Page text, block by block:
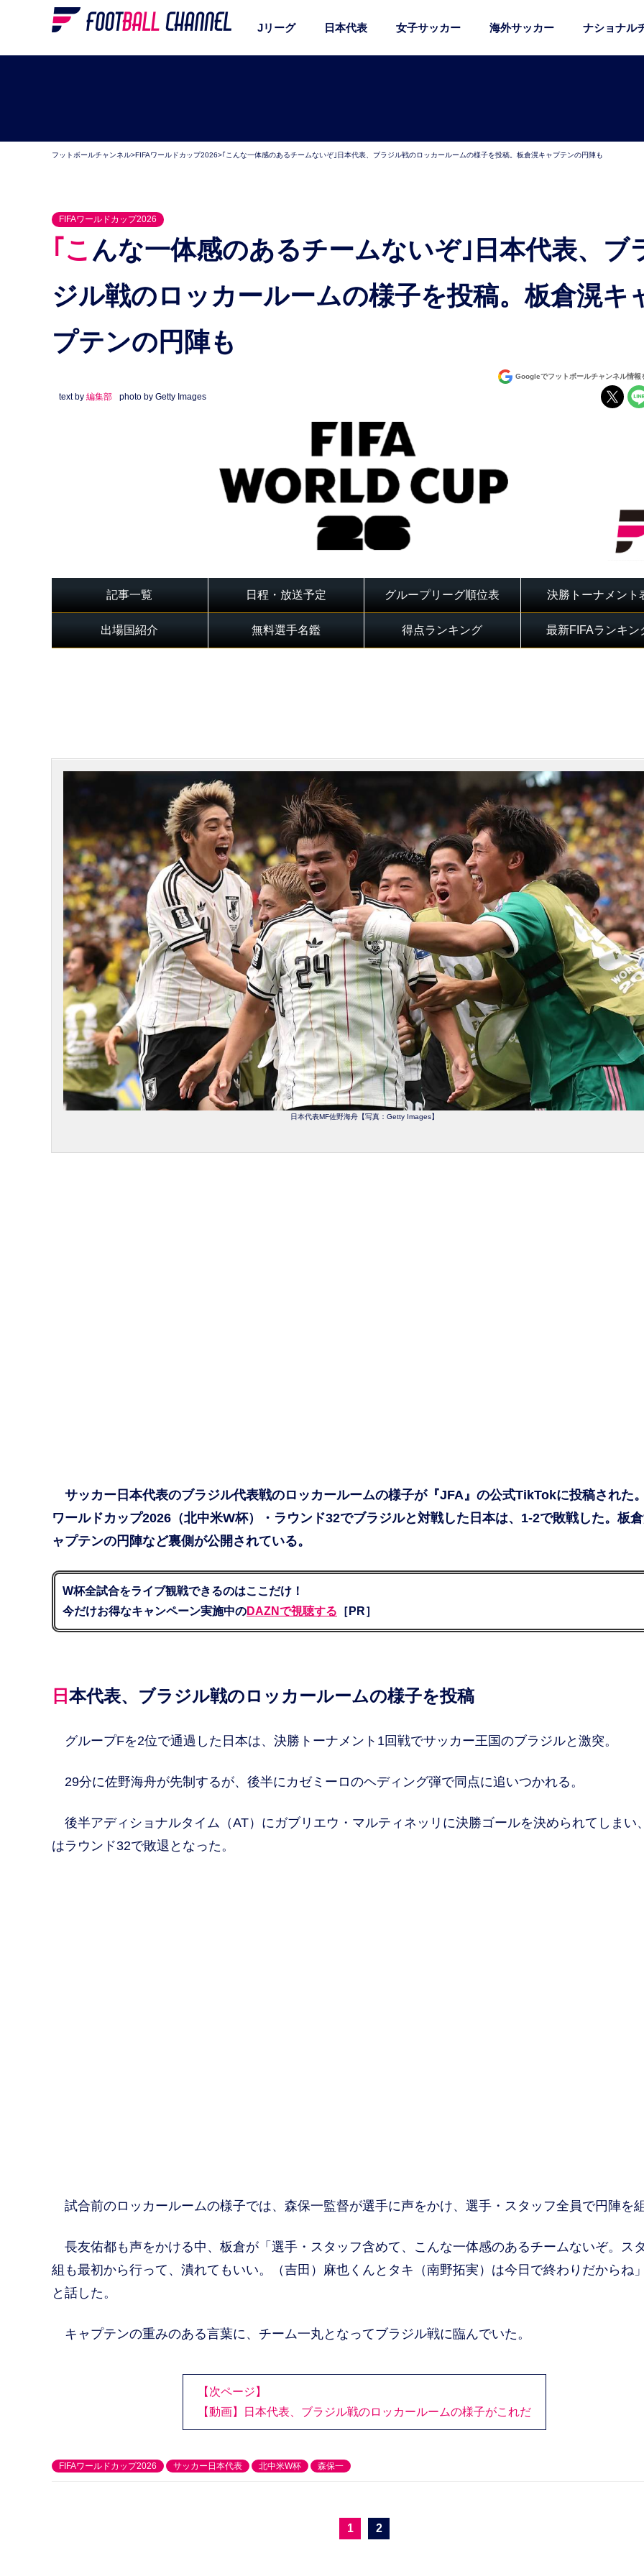
Jリーグ 日本代表 女子サッカー 海外サッカー ナショナル
フットボールチャンネル>FIFAワールドカップ2026>｢こんな一体感のあるチームないぞ｣日本代表、ブラジル戦のロッカールームの様子を投稿。板倉滉キャプテンの円陣も
FIFAワールドカップ2026
｢こんな一体感のあるチームないぞ｣日本代表、ブラ
ジル戦のロッカールームの様子を投稿。板倉滉キ
プテンの円陣も
Googleでフットボールチャンネル情報
text by 編集部 photo by Getty Images
記事一覧 日程・放送予定 グループリーグ順位表 決勝トーナメント
出場国紹介 無料選手名鑑 得点ランキング 最新FIFAランキン
日本代表MF佐野海舟【写真：Getty Images】
サッカー日本代表のブラジル代表戦のロッカールームの様子が『JFA』の公式TikTokに投稿された
ワールドカップ2026（北中米W杯）・ラウンド32でブラジルと対戦した日本は、1-2で敗戦した。板
ャプテンの円陣など裏側が公開されている。
W杯全試合をライブ観戦できるのはここだけ！
今だけお得なキャンペーン実施中のDAZNで視聴する ［PR］
日本代表、ブラジル戦のロッカールームの様子を投稿
グループFを2位で通過した日本は、決勝トーナメント1回戦でサッカー王国のブラジルと激突。
29分に佐野海舟が先制するが、後半にカゼミーロのヘディング弾で同点に追いつかれる。
後半アディショナルタイム（AT）にガブリエウ・マルティネッリに決勝ゴールを決められてしまい
はラウンド32で敗退となった。
試合前のロッカールームの様子では、森保一監督が選手に声をかけ、選手・スタッフ全員で円陣を
長友佑都も声をかける中、板倉が「選手・スタッフ含めて、こんな一体感のあるチームないぞ。ス
組も最初から行って、潰れてもいい。（吉田）麻也くんとタキ（南野拓実）は今日で終わりだからね
と話した。
キャプテンの重みのある言葉に、チーム一丸となってブラジル戦に臨んでいた。
【次ページ】
【動画】日本代表、ブラジル戦のロッカールームの様子がこれだ
FIFAワールドカップ2026 サッカー日本代表 北中米W杯 森保一
1 2